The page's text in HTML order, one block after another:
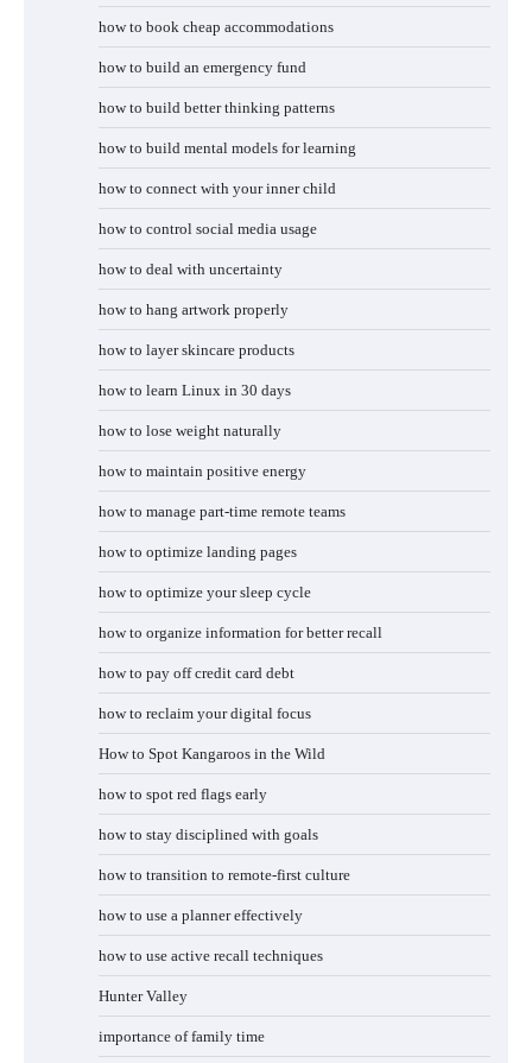
how to book cheap accommodations
how to build an emergency fund
how to build better thinking patterns
how to build mental models for learning
how to connect with your inner child
how to control social media usage
how to deal with uncertainty
how to hang artwork properly
how to layer skincare products
how to learn Linux in 30 days
how to lose weight naturally
how to maintain positive energy
how to manage part-time remote teams
how to optimize landing pages
how to optimize your sleep cycle
how to organize information for better recall
how to pay off credit card debt
how to reclaim your digital focus
How to Spot Kangaroos in the Wild
how to spot red flags early
how to stay disciplined with goals
how to transition to remote-first culture
how to use a planner effectively
how to use active recall techniques
Hunter Valley
importance of family time